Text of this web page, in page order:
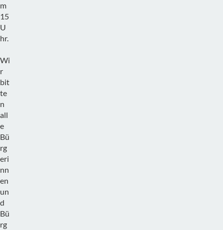
m
15
U
hr.
Wi
r
bit
te
n
all
e
Bü
rg
eri
nn
en
un
d
Bü
rg